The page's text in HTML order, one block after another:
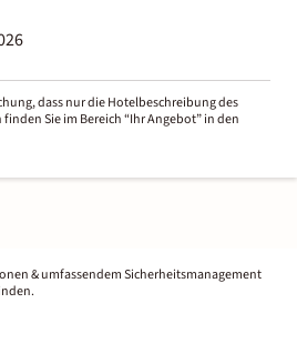
dass nur die Hotelbeschreibung des
Sie im Bereich “Ihr Angebot” in den
& umfassendem Sicherheitsmanagement